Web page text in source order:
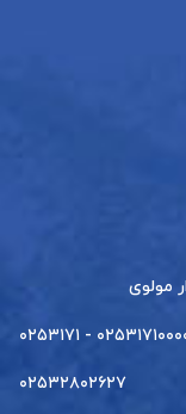
مولوی
- ۰۲۵۳۱۷۱
۰۲۵۳۲۸۰۲۶۲۷